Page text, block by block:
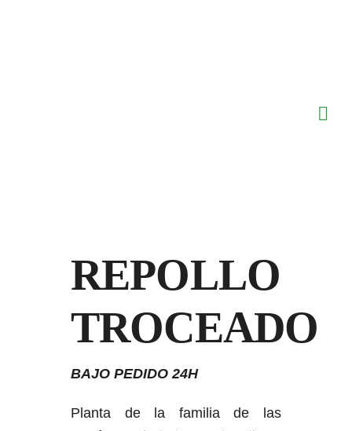
REPOLLO
TROCEADO
BAJO PEDIDO 24H
Planta de la familia de las